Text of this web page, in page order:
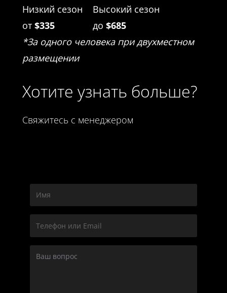
Низкий сезон
от$335
Высокий сезон
до $685
*За одного человека при двухместном
размещении
Хотите узнать больше?
Свяжитесь с менеджером